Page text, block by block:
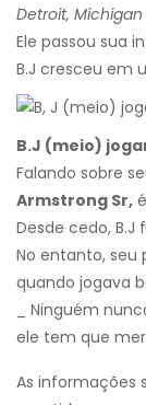
Detroit, Michigan
Ele passou sua
B.J cresceu em
B.J (meio)
Falando sobre
Armstrong Sr,
Desde cedo,
No entanto, seu
quando jogava
_ Ninguém
ele tem que
As informações